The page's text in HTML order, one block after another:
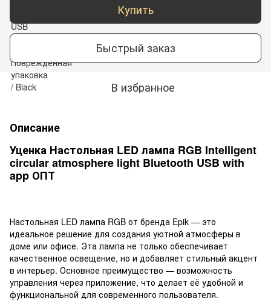
Купить
Быстрый заказ
В избранное
Описание
Уценка Настольная LED лампа RGB Intelligent
circular atmosphere light Bluetooth USB with
app ОПТ
Настольная LED лампа RGB от бренда Epik — это
идеальное решение для создания уютной атмосферы в
доме или офисе. Эта лампа не только обеспечивает
качественное освещение, но и добавляет стильный акцент
в интерьер. Основное преимущество — возможность
управления через приложение, что делает её удобной и
функциональной для современного пользователя.